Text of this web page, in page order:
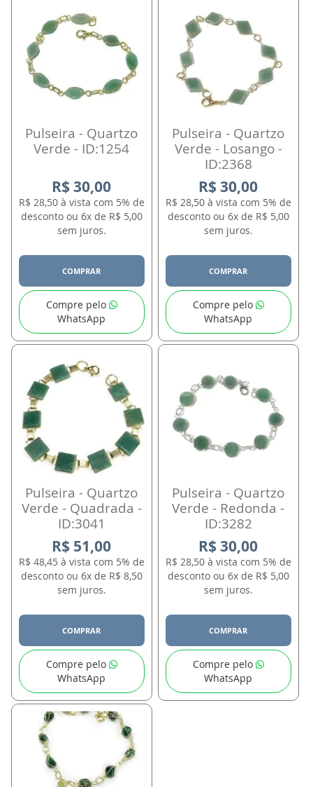
Pulseira - Quartzo
Verde - ID:1254
R$ 30,00
R$ 28,50 à vista com 5% de
desconto ou 6x de R$ 5,00
sem juros.
COMPRAR
Compre pelo
WhatsApp
Pulseira - Quartzo
Verde - Losango -
ID:2368
R$ 30,00
R$ 28,50 à vista com 5% de
desconto ou 6x de R$ 5,00
sem juros.
COMPRAR
Compre pelo
WhatsApp
Pulseira - Quartzo
Verde - Quadrada -
ID:3041
R$ 51,00
R$ 48,45 à vista com 5% de
desconto ou 6x de R$ 8,50
sem juros.
COMPRAR
Compre pelo
WhatsApp
Pulseira - Quartzo
Verde - Redonda -
ID:3282
R$ 30,00
R$ 28,50 à vista com 5% de
desconto ou 6x de R$ 5,00
sem juros.
COMPRAR
Compre pelo
WhatsApp